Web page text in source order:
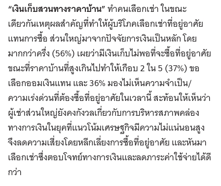
“เงินเก็บสวนทางราคาบ้าน”ทำคนเลือกเช่า ในขณะ
เดียวกันเหตุผลสำคัญที่ทำให้ผู้บริโภคเลือกเช่าที่อยู่อาศัย
แทนการซื้อ ส่วนใหญ่มาจากปัจจัยการเงินเป็นหลัก โดย
มากกว่าครึ่ง (56%) เผยว่ามีเงินเก็บไม่พอที่จะซื้อที่อยู่อาศัย
ขณะที่ราคาบ้านที่สูงเกินไปทำให้เกือบ 2 ใน 5 (37%) ขอ
เลือกออมเงินแทน และ 36% มองไม่เห็นความจำเป็น/
ความเร่งด่วนที่ต้องซื้อที่อยู่อาศัยในเวลานี้ สะท้อนให้เห็นว่า
ผู้เช่าส่วนใหญ่ยังคงกังวลเกี่ยวกับการบริหารสภาพคล่อง
ทางการเงินในยุคที่แนวโน้มเศรษฐกิจมีความไม่แน่นอนสูง
จึงลดความเสี่ยงโดยหลีกเลี่ยงการซื้อที่อยู่อาศัย และหันมา
เลือกเช่าซึ่งตอบโจทย์ทางการเงินและลดภาระค่าใช้จ่ายได้ดี
กว่า